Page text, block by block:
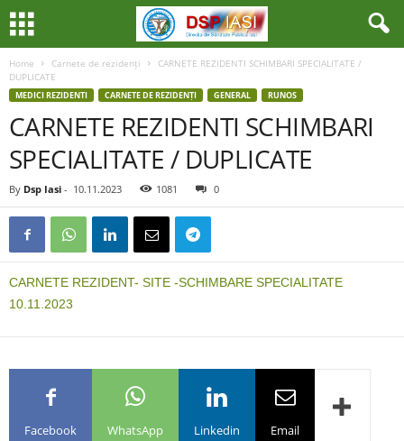
Home Carnete de rezidenți
CARNETE REZIDENTI SCHIMBARI SPECIALITATE /
DUPLICATE
MEDICI REZIDENTI CARNETE DE REZIDENȚI GENERAL RUNOS
CARNETE REZIDENTI SCHIMBARI
SPECIALITATE / DUPLICATE
By Dsp Iasi - 10.11.2023 1081 0
CARNETE REZIDENT- SITE -SCHIMBARE SPECIALITATE
10.11.2023
Facebook WhatsApp Linkedin Email